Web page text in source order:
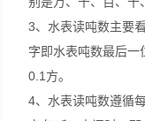
3、水表读吨数主要
字即水表吨数最后
0.1方。
4、水表读吨数遵循